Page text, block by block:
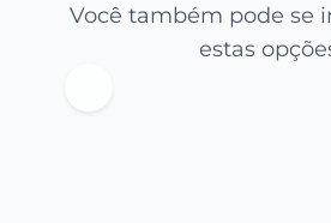
Você também pode se
estas